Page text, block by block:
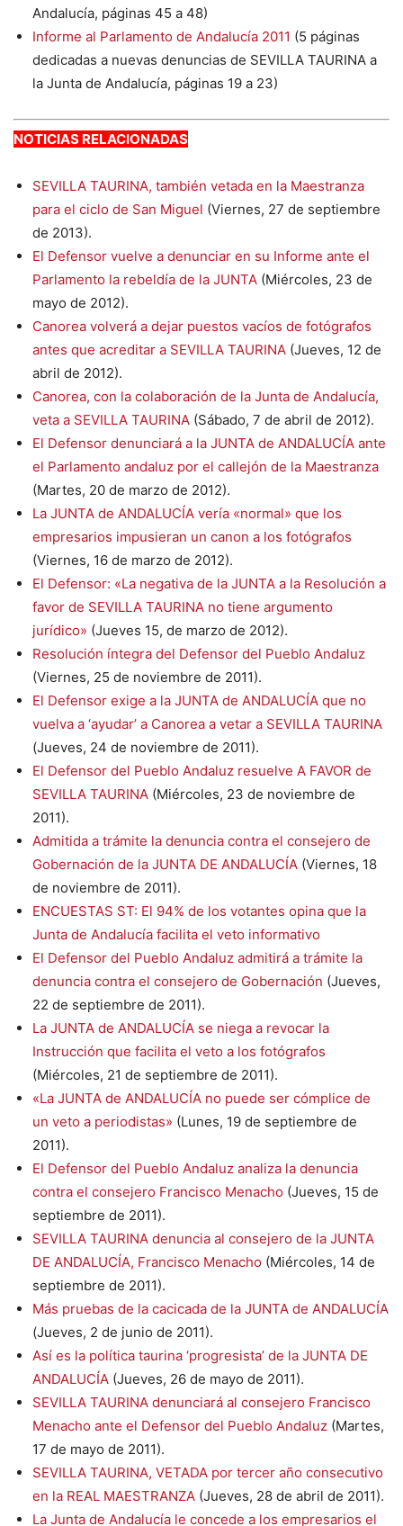
Andalucía, páginas 45 a 48)
Informe al Parlamento de Andalucía 2011 (5 páginas
dedicadas a nuevas denuncias de SEVILLA TAURINA a
la Junta de Andalucía, páginas 19 a 23)
NOTICIAS RELACIONADAS
SEVILLA TAURINA, también vetada en la Maestranza
para el ciclo de San Miguel (Viernes, 27 de septiembre
de 2013).
El Defensor vuelve a denunciar en su Informe ante el
Parlamento la rebeldía de la JUNTA (Miércoles, 23 de
mayo de 2012).
Canorea volverá a dejar puestos vacíos de fotógrafos
antes que acreditar a SEVILLA TAURINA (Jueves, 12 de
abril de 2012).
Canorea, con la colaboración de la Junta de Andalucía,
veta a SEVILLA TAURINA (Sábado, 7 de abril de 2012).
El Defensor denunciará a la JUNTA de ANDALUCÍA ante
el Parlamento andaluz por el callejón de la Maestranza
(Martes, 20 de marzo de 2012).
La JUNTA de ANDALUCÍA vería «normal» que los
empresarios impusieran un canon a los fotógrafos
(Viernes, 16 de marzo de 2012).
El Defensor: «La negativa de la JUNTA a la Resolución a
favor de SEVILLA TAURINA no tiene argumento
jurídico» (Jueves 15, de marzo de 2012).
Resolución íntegra del Defensor del Pueblo Andaluz
(Viernes, 25 de noviembre de 2011).
El Defensor exige a la JUNTA de ANDALUCÍA que no
vuelva a ‘ayudar’ a Canorea a vetar a SEVILLA TAURINA
(Jueves, 24 de noviembre de 2011).
El Defensor del Pueblo Andaluz resuelve A FAVOR de
SEVILLA TAURINA (Miércoles, 23 de noviembre de
2011).
Admitida a trámite la denuncia contra el consejero de
Gobernación de la JUNTA DE ANDALUCÍA (Viernes, 18
de noviembre de 2011).
ENCUESTAS ST: El 94% de los votantes opina que la
Junta de Andalucía facilita el veto informativo
El Defensor del Pueblo Andaluz admitirá a trámite la
denuncia contra el consejero de Gobernación (Jueves,
22 de septiembre de 2011).
La JUNTA de ANDALUCÍA se niega a revocar la
Instrucción que facilita el veto a los fotógrafos
(Miércoles, 21 de septiembre de 2011).
«La JUNTA de ANDALUCÍA no puede ser cómplice de
un veto a periodistas» (Lunes, 19 de septiembre de
2011).
El Defensor del Pueblo Andaluz analiza la denuncia
contra el consejero Francisco Menacho (Jueves, 15 de
septiembre de 2011).
SEVILLA TAURINA denuncia al consejero de la JUNTA
DE ANDALUCÍA, Francisco Menacho (Miércoles, 14 de
septiembre de 2011).
Más pruebas de la cacicada de la JUNTA de ANDALUCÍA
(Jueves, 2 de junio de 2011).
Así es la política taurina ‘progresista’ de la JUNTA DE
ANDALUCÍA (Jueves, 26 de mayo de 2011).
SEVILLA TAURINA denunciará al consejero Francisco
Menacho ante el Defensor del Pueblo Andaluz (Martes,
17 de mayo de 2011).
SEVILLA TAURINA, VETADA por tercer año consecutivo
en la REAL MAESTRANZA (Jueves, 28 de abril de 2011).
La Junta de Andalucía le concede a los empresarios el